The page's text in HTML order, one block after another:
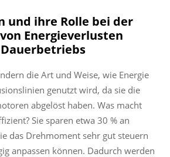
und ihre Rolle bei der
Energieverlusten
die Art und Weise, wie Energie
genutzt wird, da sie die
abgelöst haben. Was macht
Sie sparen etwa 30 % an
das Drehmoment sehr gut steuern
anpassen können. Dadurch werden